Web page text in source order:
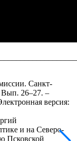
Санкт-
Вып. 26–27. –
версия:
и на Северо-
Псковской